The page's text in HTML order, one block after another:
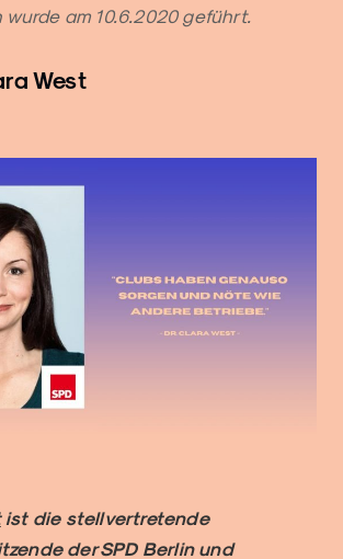
wurde am 10.6.2020 geführt.
West
ist die stellvertretende
der SPD Berlin und